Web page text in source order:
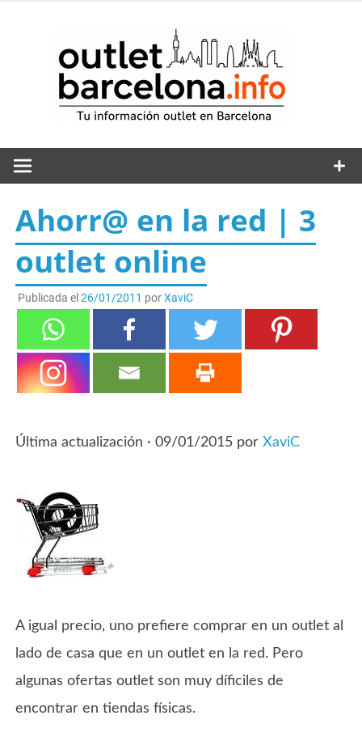
Ahorr@ en la red | 3
outlet online
Publicada el 26/01/2011 porXaviC
Última actualización · 09/01/2015 porXaviC
A igual precio, uno prefiere comprar en un outlet al
lado de casa que en un outlet en la red. Pero
algunas ofertas outlet son muy díficiles de
encontrar en tiendas físicas.